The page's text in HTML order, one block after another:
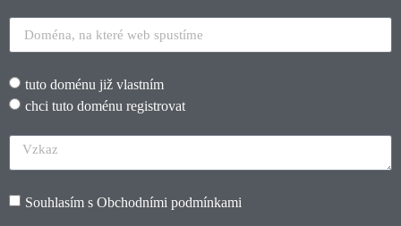
tuto doménu již vlastním
chci tuto doménu registrovat
Souhlasím s Obchodními podmínkami